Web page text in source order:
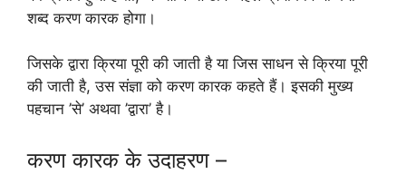
शब्द करण कारक होगा।
जिसके द्वारा क्रिया पूरी की जाती है या जिस साधन से क्रिया पूरी
की जाती है, उस संज्ञा को करण कारक कहते हैं। इसकी मुख्य
पहचान ’से’ अथवा ’द्वारा’ है।
करण कारक के उदाहरण –